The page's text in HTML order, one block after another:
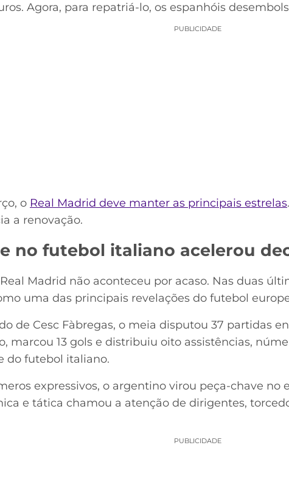
Agora, para repatriá-lo, os espanhóis
PUBLICIDADE
o Real Madrid deve manter as principais estrelas
a renovação.
no futebol italiano acelerou
Madrid não aconteceu por acaso. Nas duas
uma das principais revelações do futebol
de Cesc Fàbregas, o meia disputou 37 partidas
marcou 13 gols e distribuiu oito assistências,
do futebol italiano.
expressivos, o argentino virou peça-chave no
e tática chamou a atenção de dirigentes,
PUBLICIDADE